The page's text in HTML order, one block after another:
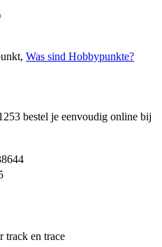
Was sind Hobbypunkte?
bestel je eenvoudig online bij
track en trace